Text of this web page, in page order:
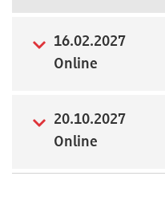
16.02.2027
Online
20.10.2027
Online